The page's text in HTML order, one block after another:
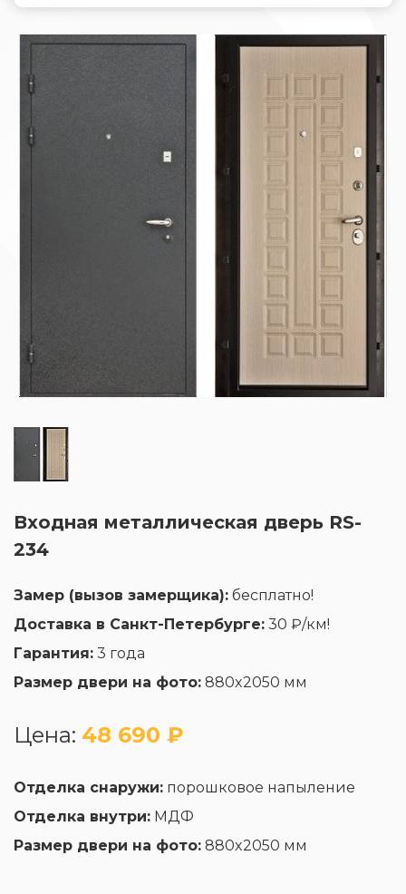
Входная металлическая дверь RS-
234
Замер (вызов замерщика): бесплатно!
Доставка в Санкт-Петербурге: 30 ₽/км!
Гарантия: 3 года
Размер двери на фото: 880x2050 мм
Цена: 48 690 ₽
Отделка снаружи: порошковое напыление
Отделка внутри: МДФ
Размер двери на фото: 880x2050 мм